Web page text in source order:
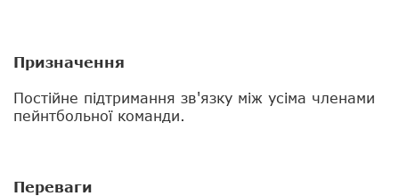
Призначення
Постійне підтримання зв'язку між усіма членами
пейнтбольної команди.
Переваги